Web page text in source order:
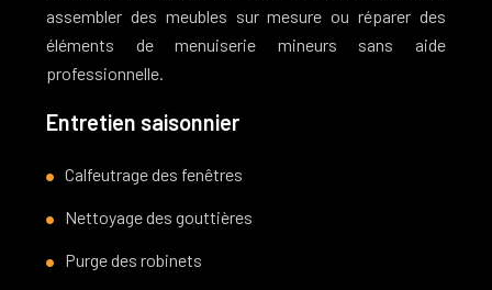
assembler des meubles sur mesure ou réparer des
éléments de menuiserie mineurs sans aide
professionnelle.
Entretien saisonnier
Calfeutrage des fenêtres
Nettoyage des gouttières
Purge des robinets